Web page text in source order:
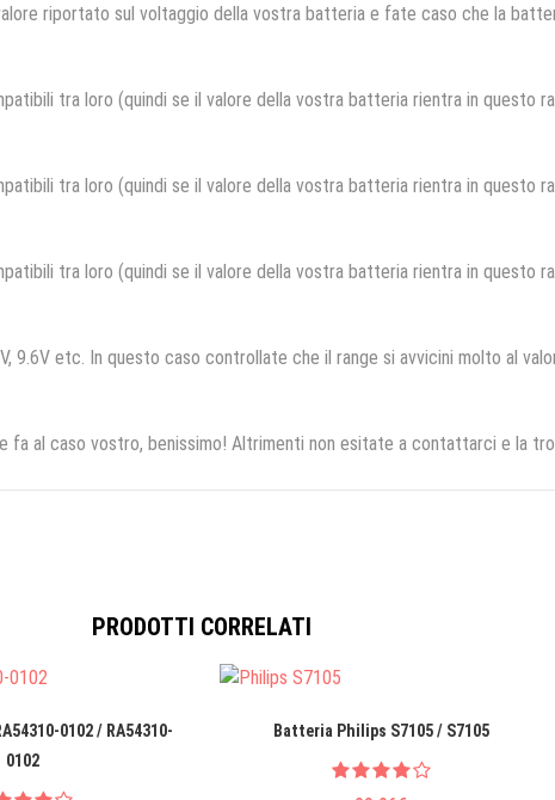
riportato sul voltaggio della vostra batteria e fate caso che la
tra loro (quindi se il valore della vostra batteria rientra in questo
tra loro (quindi se il valore della vostra batteria rientra in questo
tra loro (quindi se il valore della vostra batteria rientra in questo
9.6V etc. In questo caso controllate che il range si avvicini molto al
al caso vostro, benissimo! Altrimenti non esitate a contattarci e la
PRODOTTI CORRELATI
0102 / RA54310-
0102
Batteria Philips S7105 / S7105